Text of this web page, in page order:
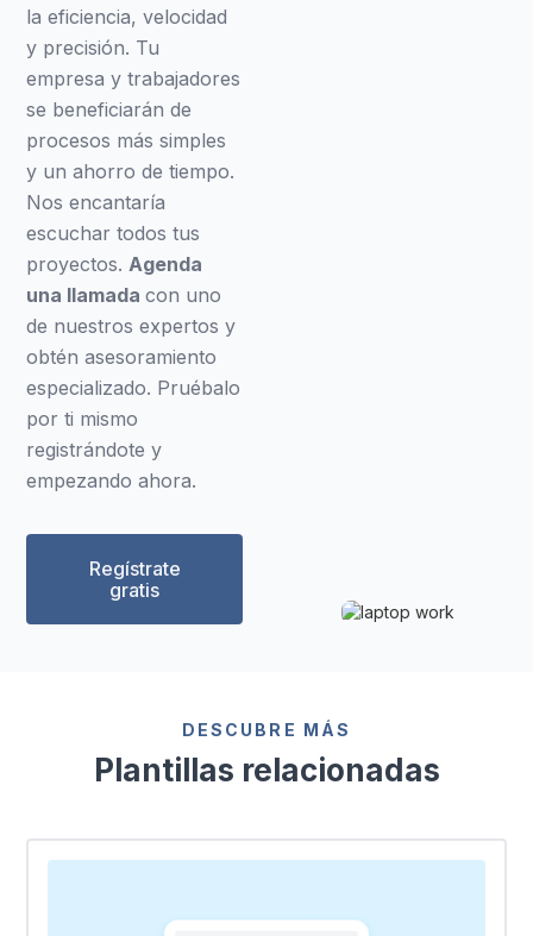
la eficiencia, velocidad
y precisión. Tu
empresa y trabajadores
se beneficiarán de
procesos más simples
y un ahorro de tiempo.
Nos encantaría
escuchar todos tus
proyectos.Agenda
una llamadacon uno
de nuestros expertos y
obtén asesoramiento
especializado. Pruébalo
por ti mismo
registrándote y
empezando ahora.
Regístrate
gratis
DESCUBRE MÁS
Plantillas relacionadas